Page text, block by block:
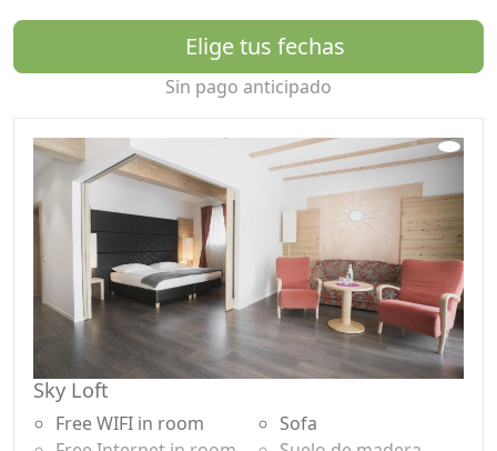
Sazonamos exclusivamente con sal marina natural y
hierbas frescas de nuestro propio jardín. Creaciones
crudas, verduras asadas, pasteles de frutas, panes
crujientes o pastas, todo recién hecho en casa desde
cero. Porque nos encanta de esa manera.
Ah, si lo tuyo es el vino, te sorprenderemos con vinos
naturales llenos de carácter de pequeños productores
como nosotros. Creemos en los productos de los
agricultores locales y, a menudo, utilizamos
ingredientes de nuestro propio proyecto agrícola en la
Toscana. Siempre contamos con recursos sostenibles y
justos. Contribuimos con nuestra propia
responsabilidad.
Armoniosamente sostenible
El verde también es nuestro mobiliario. Pisos y camas
Elige tus fechas
Sin pago anticipado
Sky Loft
Free WIFI in room
Sofa